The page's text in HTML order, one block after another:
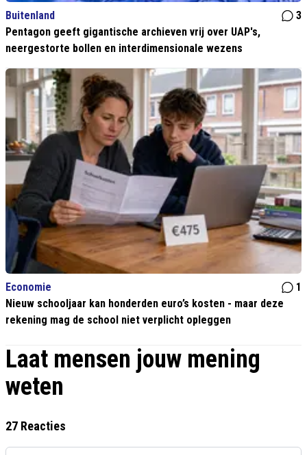
Buitenland
3
Pentagon geeft gigantische archieven vrij over UAP's,
neergestorte bollen en interdimensionale wezens
Economie
1
Nieuw schooljaar kan honderden euro’s kosten - maar deze
rekening mag de school niet verplicht opleggen
Laat mensen jouw mening
weten
27 Reacties